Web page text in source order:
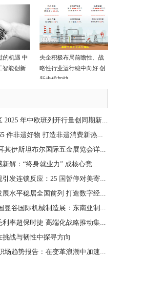
的机遇 中
智能创新
央企积极布局前瞻性、战
略性行业运行稳中向好 创
新步伐加快
2025 年中欧班列开行量创同期新...
件非遗好物 打造非遗消费新热...
其伊斯坦布尔国际五金展览会详...
新解：“终身就业力” 成核心竞...
引发连锁反应：25 国暂停对美寄...
展水平稳居全国前列 打造数字经...
曼谷国际机械制造展：东南亚制...
利率超保时捷 高端化战略推动集...
挑战与韧性中探寻方向
场趋势报告：在变革浪潮中加速...